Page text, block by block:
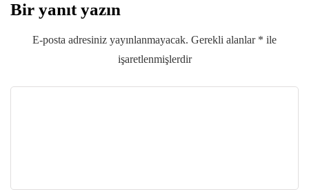
Bir yanıt yazın
E-posta adresiniz yayınlanmayacak. Gerekli alanlar * ile
işaretlenmişlerdir